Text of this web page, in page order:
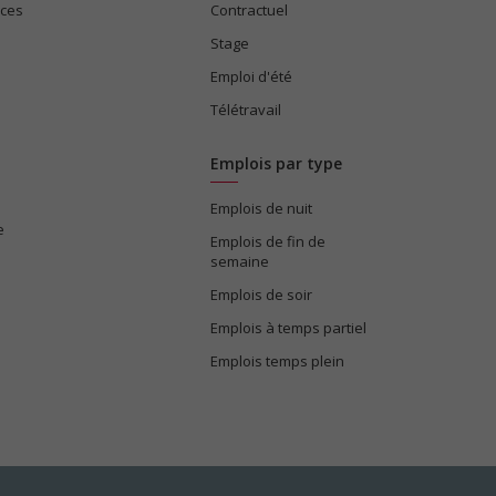
Contractuel
Stage
Emploi d'été
Télétravail
Emplois par type
Emplois de nuit
Emplois de fin de
semaine
Emplois de soir
Emplois à temps partiel
Emplois temps plein